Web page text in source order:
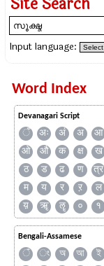
Input language:
Word Index
Devanagari Script
ँ अः अं अ आ
ओ
औ क क्ष ख
ठ
ड ढ ण त्र
म
य र ऱ ल
य़
ॠ ॡ ० १
Bengali-Assamese
ঁ ং অ আ ই